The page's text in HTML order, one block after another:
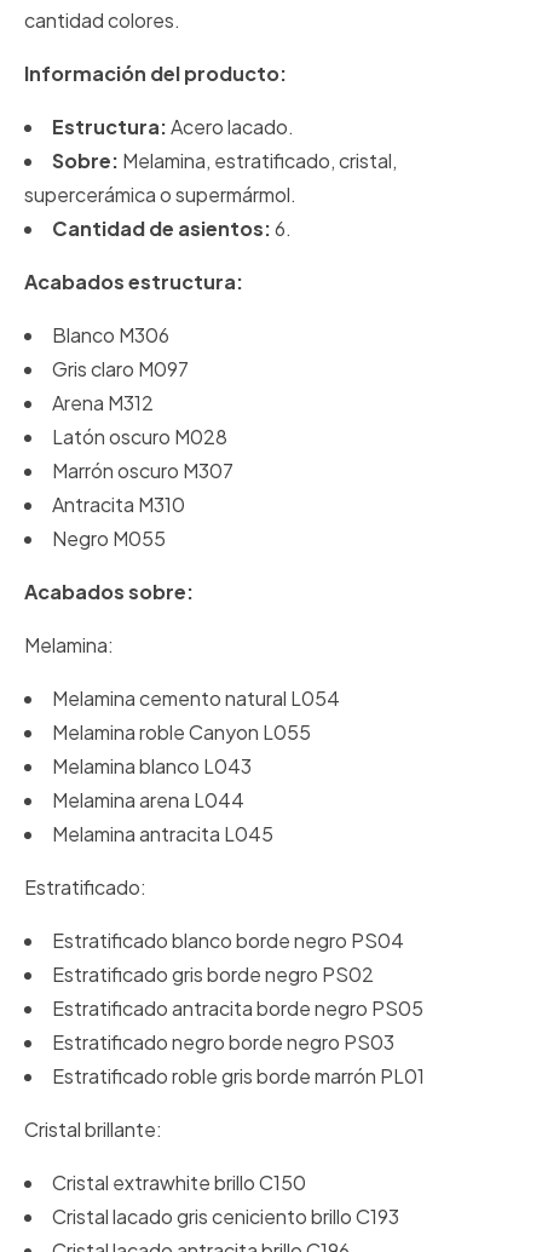
cantidad colores.
Información del producto:
Estructura:Acero lacado.
Sobre: Melamina, estratificado, cristal,
supercerámica o supermármol.
Cantidad de asientos:6.
Acabados estructura:
Blanco M306
Gris claro M097
Arena M312
Latón oscuro M028
Marrón oscuro M307
Antracita M310
Negro M055
Acabados sobre:
Melamina:
Melamina cemento natural L054
Melamina roble Canyon L055
Melamina blanco L043
Melamina arena L044
Melamina antracita L045
Estratificado:
Estratificado blanco borde negro PS04
Estratificado gris borde negro PS02
Estratificado antracita borde negro PS05
Estratificado negro borde negro PS03
Estratificado roble gris borde marrón PL01
Cristal brillante:
Cristal extrawhite brillo C150
Cristal lacado gris ceniciento brillo C193